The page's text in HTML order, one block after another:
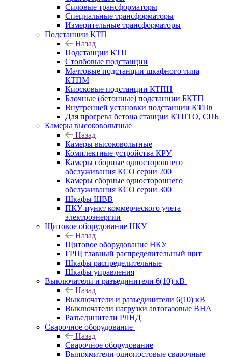
Силовые трансформаторы
Специальные трансформаторы
Измерительные трансформаторы
Подстанции КТП
Назад
Подстанции КТП
Столбовые подстанции
Мачтовые подстанции шкафного типа
КТПМ
Киосковые подстанции КТПН
Блочные (бетонные) подстанции БКТП
Внутренней установки подстанции КТПв
Для прогрева бетона станции КТПТО, СПБ
Камеры высоковольтные
Назад
Камеры высоковольтные
Комплектные устройства КРУ
Камеры сборные одностороннего
обслуживания КСО серии 200
Камеры сборные одностороннего
обслуживания КСО серии 300
Шкафы ШВВ
ПКУ-пункт коммерческого учета
электроэнергии
Щитовое оборудование НКУ
Назад
Щитовое оборудование НКУ
ГРЩ главный распределительный щит
Шкафы распределительные
Шкафы управления
Выключатели и разъединители 6(10) кВ
Назад
Выключатели и разъединители 6(10) кВ
Выключатели нагрузки автогазовые ВНА
Разъединители РЛНД
Сварочное оборудование
Назад
Сварочное оборудование
Выпрямители однопостовые сварочные